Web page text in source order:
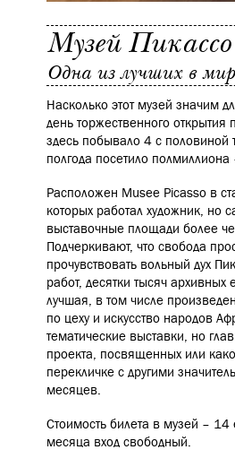
Музей Пикассо
Одна из лучших в
Насколько этот музей значим
день торжественного
здесь побывало 4 с половиной
полгода посетило
Расположен Musee Picasso в
которых работал художник, но
выставочные площади более
Подчеркивают, что свобода
прочувствовать вольный дух
работ, десятки тысяч
лучшая, в том числе
по цеху и искусство народов
тематические выставки, но
проекта, посвященных или
перекличке с другими
месяцев.
Стоимость билета в музей –
месяца вход свободный.